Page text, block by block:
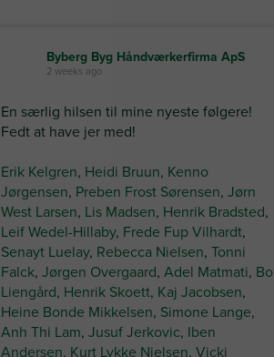
Byberg Byg Håndværkerfirma ApS
2 weeks ago
En særlig hilsen til mine nyeste følgere!
Fedt at have jer med!
Erik Kelgren, Heidi Bruun, Kenno
Jørgensen, Preben Frost Sørensen,Jørn
West Larsen, Lis Madsen, Henrik Bradsted,
Leif Wedel-Hillaby, Frede Fup Vilhardt,
Senayt Luelay, Rebecca Nielsen,Tonni
Falck,Jørgen Overgaard,Adel Matmati, Bo
Liengård, Henrik Skoett, Kaj Jacobsen,
Heine Bonde Mikkelsen, Simone Lange,
Anh Thi Lam,Jusuf Jerkovic, Iben
Andersen, Kurt Lykke Nielsen,Vicki